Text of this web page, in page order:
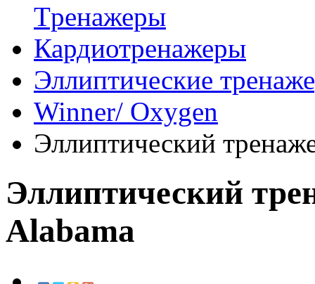
Tренажеры
Кардиотренажеры
Эллиптические
Winner/ Oxygen
Эллиптический
Эллиптический
Alabama